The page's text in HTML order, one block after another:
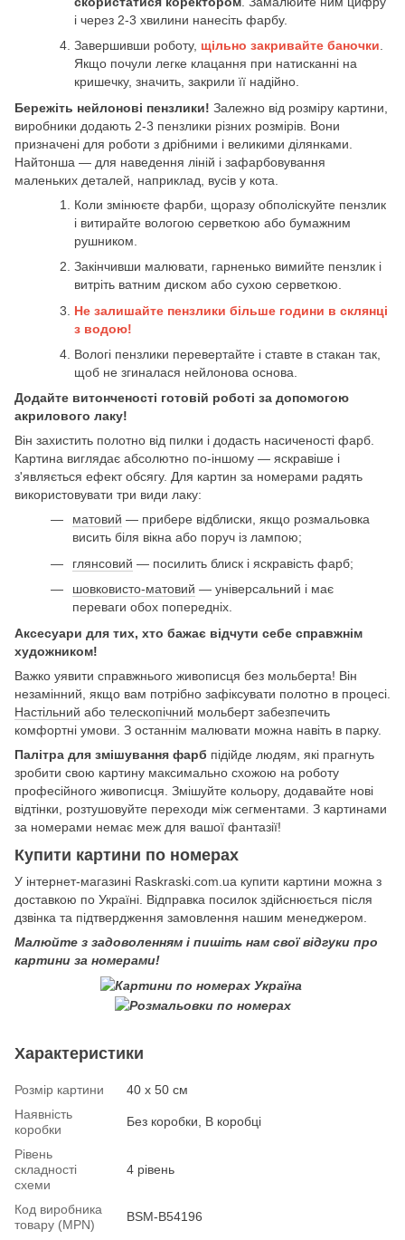
і через 2-3 хвилини нанесіть фарбу.
Завершивши роботу, щільно закривайте баночки.
Якщо почули легке клацання при натисканні на
кришечку, значить, закрили її надійно.
Бережіть нейлонові пензлики! Залежно від розміру картини,
виробники додають 2-3 пензлики різних розмірів. Вони
призначені для роботи з дрібними і великими ділянками.
Найтонша — для наведення ліній і зафарбовування
маленьких деталей, наприклад, вусів у кота.
Коли змінюєте фарби, щоразу обполіскуйте пензлик
і витирайте вологою серветкою або бумажним
рушником.
Закінчивши малювати, гарненько вимийте пензлик і
витріть ватним диском або сухою серветкою.
Не залишайте пензлики більше години в склянці
з водою!
Вологі пензлики перевертайте і ставте в стакан так,
щоб не згиналася нейлонова основа.
Додайте витонченості готовій роботі за допомогою
акрилового лаку!
Він захистить полотно від пилки і додасть насиченості фарб.
Картина виглядає абсолютно по-іншому — яскравіше і
з'являється ефект обсягу. Для картин за номерами радять
використовувати три види лаку:
матовий — прибере відблиски, якщо розмальовка
висить біля вікна або поруч із лампою;
глянсовий — посилить блиск і яскравість фарб;
шовковисто-матовий — універсальний і має
переваги обох попередніх.
Аксесуари для тих, хто бажає відчути себе справжнім
художником!
Важко уявити справжнього живописця без мольберта! Він
незамінний, якщо вам потрібно зафіксувати полотно в процесі.
Настільний або телескопічний мольберт забезпечить
комфортні умови. З останнім малювати можна навіть в парку.
Палітра для змішування фарб підійде людям, які прагнуть
зробити свою картину максимально схожою на роботу
професійного живописця. Змішуйте кольору, додавайте нові
відтінки, розтушовуйте переходи між сегментами. З картинами
за номерами немає меж для вашої фантазії!
Купити картини по номерах
У інтернет-магазині Raskraski.com.ua купити картини можна з
доставкою по Україні. Відправка посилок здійснюється після
дзвінка та підтвердження замовлення нашим менеджером.
Малюйте з задоволенням і пишіть нам свої відгуки про
картини за номерами!
Характеристики
Розмір картини
40 х 50 см
Наявність
коробки
Без коробки, В коробці
Рівень
складності
схеми
4 рівень
Код виробника
товару (MPN)
BSM-B54196